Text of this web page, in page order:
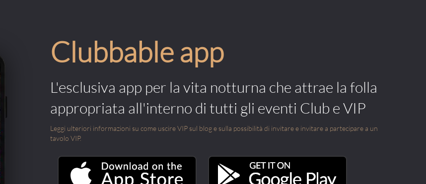
Clubbable app
L'esclusiva app per la vita notturna che attrae la folla
appropriata all'interno di tutti gli eventi Club e VIP
Leggi ulteriori informazioni su come uscire VIP sul blog e sulla possibilità di invitare e invitare a partecipare a un
tavolo VIP.